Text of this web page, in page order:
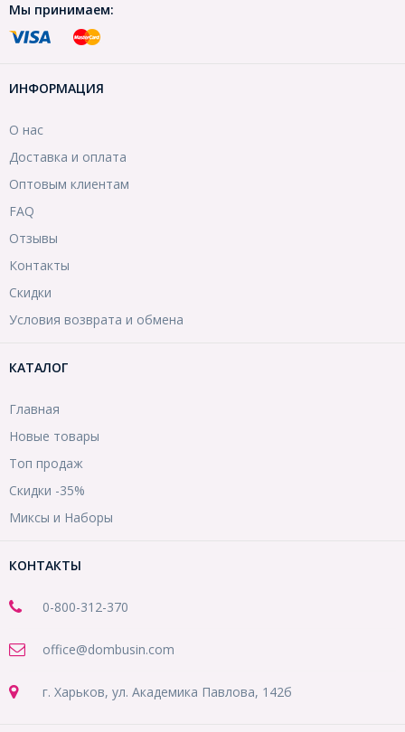
Мы принимаем:
ИНФОРМАЦИЯ
О нас
Доставка и оплата
Оптовым клиентам
FAQ
Отзывы
Контакты
Скидки
Условия возврата и обмена
КАТАЛОГ
Главная
Новые товары
Топ продаж
Скидки -35%
Миксы и Наборы
КОНТАКТЫ
0-800-312-370
office@dombusin.com
г. Харьков, ул. Академика Павлова, 142б